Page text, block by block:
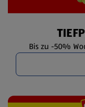
Bis zu -50%